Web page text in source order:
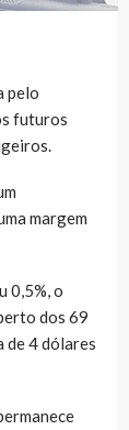
pelo
futuros
margem
0,5%, o
dos 69
de 4 dólares